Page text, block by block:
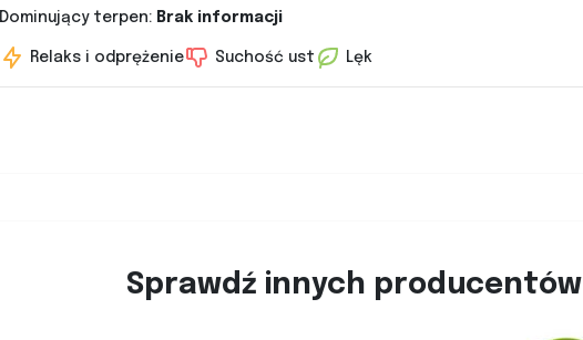
Dominujący terpen: Brak informacji
Relaks i odprężenie Suchość ust Lęk
Sprawdź innych producentów